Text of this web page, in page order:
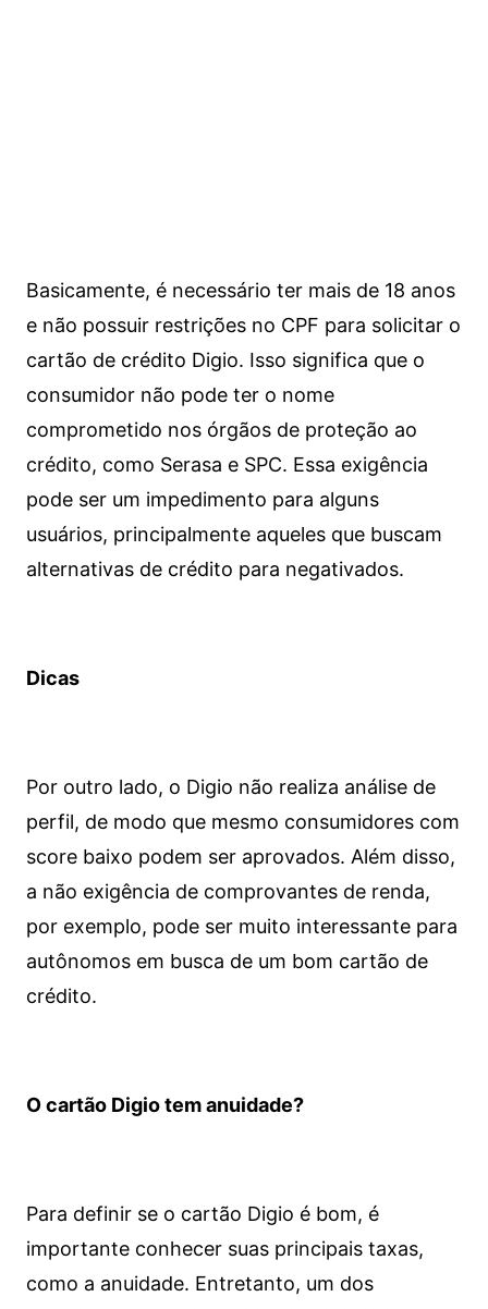
Basicamente, é necessário ter mais de 18 anos
e não possuir restrições no CPF para solicitar o
cartão de crédito Digio. Isso significa que o
consumidor não pode ter o nome
comprometido nos órgãos de proteção ao
crédito, como Serasa e SPC. Essa exigência
pode ser um impedimento para alguns
usuários, principalmente aqueles que buscam
alternativas de crédito para negativados.
Dicas
Por outro lado, o Digio não realiza análise de
perfil, de modo que mesmo consumidores com
score baixo podem ser aprovados. Além disso,
a não exigência de comprovantes de renda,
por exemplo, pode ser muito interessante para
autônomos em busca de um bom cartão de
crédito.
O cartão Digio tem anuidade?
Para definir se o cartão Digio é bom, é
importante conhecer suas principais taxas,
como a anuidade. Entretanto, um dos